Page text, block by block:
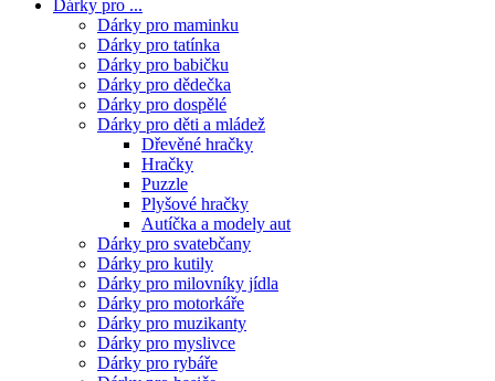
Dárky pro ...
Dárky pro maminku
Dárky pro tatínka
Dárky pro babičku
Dárky pro dědečka
Dárky pro dospělé
Dárky pro děti a mládež
Dřevěné hračky
Hračky
Puzzle
Plyšové hračky
Autíčka a modely aut
Dárky pro svatebčany
Dárky pro kutily
Dárky pro milovníky jídla
Dárky pro motorkáře
Dárky pro muzikanty
Dárky pro myslivce
Dárky pro rybáře